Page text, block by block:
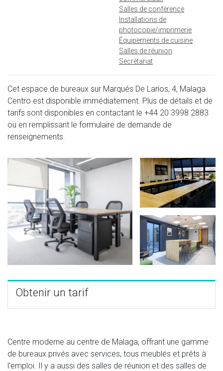
Salles de conférence
Installations de
photocopie/imprimerie
Équipements de cuisine
Salles de réunion
Secrétariat
Cet espace de bureaux sur Marqués De Larios, 4, Malaga
Centro est disponible immédiatement. Plus de détails et de
tarifs sont disponibles en contactant le +44 20 3998 2883
ou en remplissant le formulaire de demande de
renseignements.
Obtenir un tarif
Centre moderne au centre de Malaga, offrant une gamme
de bureaux privés avec services, tous meublés et prêts à
l'emploi. Il y a aussi des salles de réunion et des salles de